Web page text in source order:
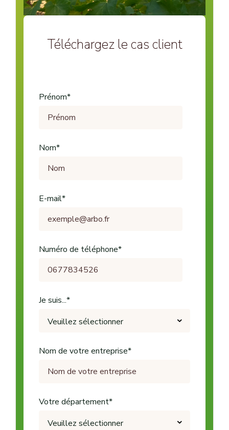
Téléchargez le cas client
Prénom*
Nom*
E-mail*
Numéro de téléphone*
Je suis...*
Nom de votre entreprise*
Votre département*